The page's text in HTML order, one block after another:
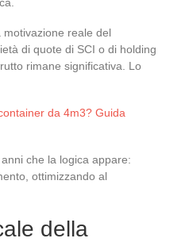
reale del
di quote di SCI o di holding
rimane significativa. Lo
da 4m3? Guida
che la logica appare:
ottimizzando al
della